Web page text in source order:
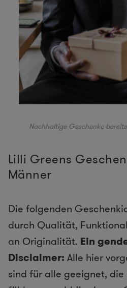
Nachhaltige Geschenke
Lilli Greens
Männer
Die folgenden
durch Qualität,
an Originalität. Ein
Disclaimer: Alle hier
sind für alle geeignet,